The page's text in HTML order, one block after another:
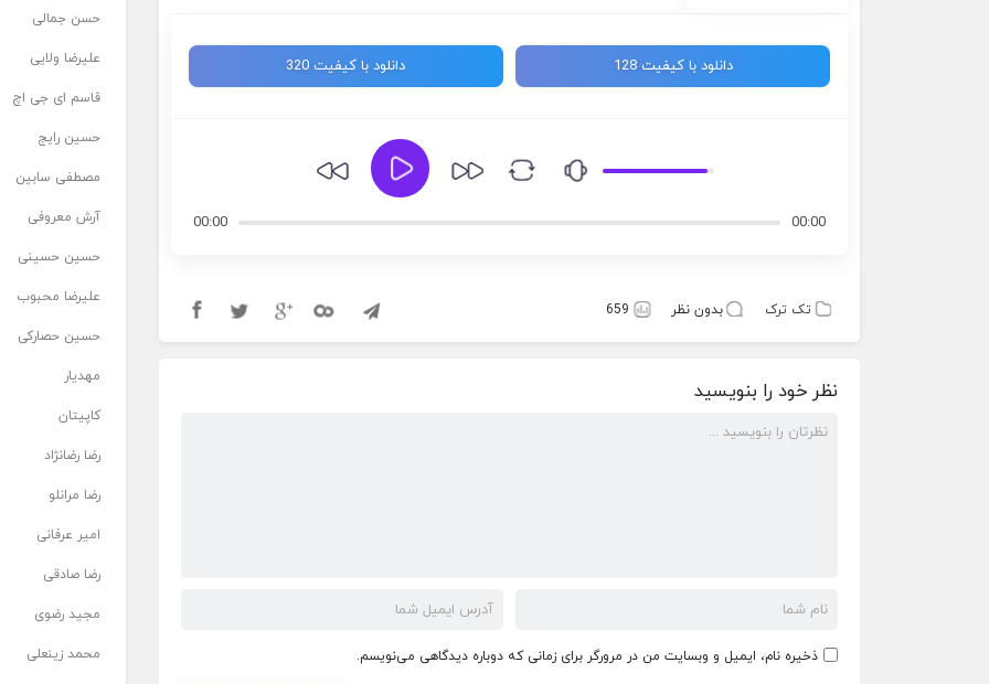
دانلود با کیفیت 128 دانلود با کیفیت 320
00:00
00:00
تک ترک بدون نظر 659
نظر خود را بنویسید
ذخیره نام، ایمیل و وبسایت من در مرورگر برای زمانی که دوباره دیدگاهی می‌نویسم.
حسن جمالی
علیرضا ولایی
قاسم ای جی اچ
حسین رایج
مصطفی سابین
آرش معروفی
حسین حسینی
علیرضا محبوب
حسین حصارکی
مهدیار
کاپیتان
رضا رضانژاد
رضا مرانلو
امیر عرفانی
رضا صادقی
مجید رضوی
محمد زینعلی